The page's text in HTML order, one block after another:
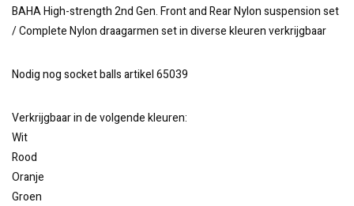
BAHA High-strength 2nd Gen. Front and Rear Nylon suspension set
/ Complete Nylon draagarmen set in diverse kleuren verkrijgbaar
Nodig nog socket balls artikel 65039
Verkrijgbaar in de volgende kleuren:
Wit
Rood
Oranje
Groen